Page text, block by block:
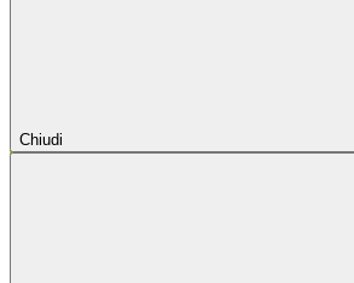
Chiudi